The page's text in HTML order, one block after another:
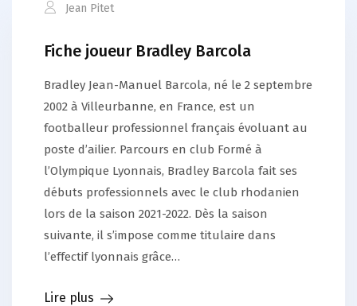
Jean Pitet
Fiche joueur Bradley Barcola
Bradley Jean-Manuel Barcola, né le 2 septembre
2002 à Villeurbanne, en France, est un
footballeur professionnel français évoluant au
poste d’ailier. Parcours en club Formé à
l’Olympique Lyonnais, Bradley Barcola fait ses
débuts professionnels avec le club rhodanien
lors de la saison 2021-2022. Dès la saison
suivante, il s’impose comme titulaire dans
l’effectif lyonnais grâce…
Lire plus